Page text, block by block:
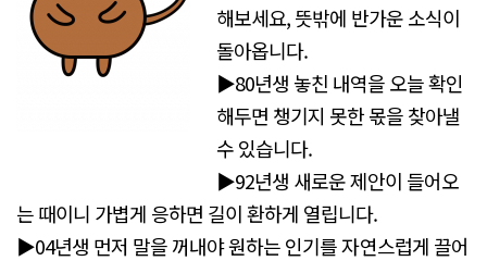
해보세요, 뜻밖에 반가운 소식이
돌아옵니다.
▶80년생 놓친 내역을 오늘 확인
해두면 챙기지 못한 몫을 찾아낼
수 있습니다.
▶92년생 새로운 제안이 들어오
는 때이니 가볍게 응하면 길이 환하게 열립니다.
▶04년생 먼저 말을 꺼내야 원하는 인기를 자연스럽게 끌어